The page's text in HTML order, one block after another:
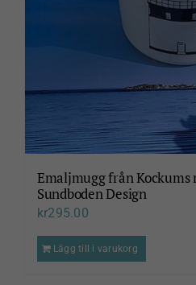
väljas
på
produktsidan
Emaljmugg från
Sundboden Design
kr295.00
Lägg till i varukorg